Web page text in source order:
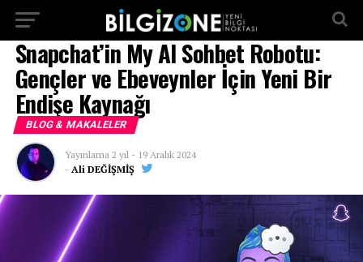
Snapchat’in My AI Sohbet Robotu:
Gençler ve Ebeveynler İçin Yeni Bir
Endişe Kaynağı
BLOG & MAKALELER
Yayınlama 2 yıl - 19 Aralık 2024
- Ali DEĞİŞMİŞ